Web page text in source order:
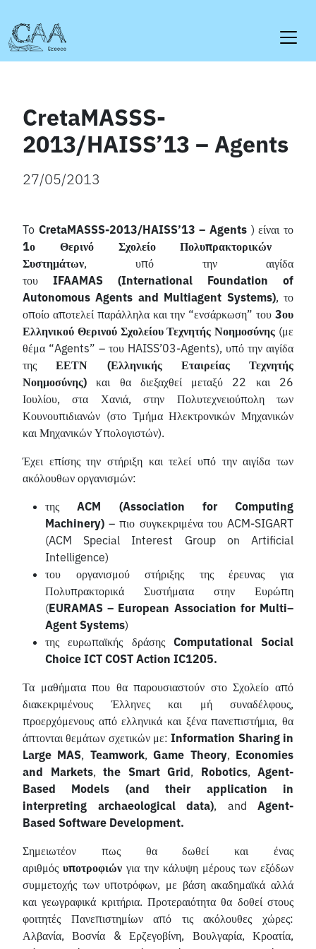
to
content
CretaMASSS-
2013/HAISS’13 – Agents
27/05/2013
To CretaMASSS-2013/HAISS’13 –Agents ) είναι το
1ο Θερινό Σχολείο Πολυπρακτορικών
Συστημάτων, υπό την αιγίδα
του IFAAMAS (International Foundation
of
Autonomous Agents and Multiagent Systems), το
οποίο αποτελεί παράλληλα και την “ενσάρκωση” του 3ου
Ελληνικού Θερινού Σχολείου Τεχνητής Νοημοσύνης (με
θέμα “Agents” – του HAISS’03-Agents), υπό την αιγίδα
τηςΕΕΤΝ (Ελληνικής Εταιρείας Τεχνητής
Νοημοσύνης)και θα διεξαχθεί μεταξύ 22 και 26
Ιουλίου, στα Χανιά, στην Πολυτεχνειούπολη των
Κουνουπιδιανών (στο Τμήμα Ηλεκτρονικών Μηχανικών
και Μηχανικών Υπολογιστών).
Έχει επίσης την στήριξη και τελεί υπό την αιγίδα των
ακόλουθων οργανισμών:
τηςACM (Association for Computing
Machinery)– πιο συγκεκριμένα του ACM-SIGART
(ACM Special Interest Group on Artificial
Intelligence)
του οργανισμού στήριξης της έρευνας για
Πολυπρακτορικά Συστήματα στην Ευρώπη
(EURAMAS – European Association for Multi–
Agent Systems)
της ευρωπαϊκής δράσης Computational Social
Choice ICT COST Action IC1205.
Τα μαθήματα που θα παρουσιαστούν στο Σχολείο από
διακεκριμένους Έλληνες και μή συναδέλφους,
προερχόμενους από ελληνικά και ξένα πανεπιστήμια, θα
άπτονται θεμάτων σχετικών με: Information Sharing in
Large MAS, Teamwork,Game Theory, Economies
and Markets, the Smart Grid, Robotics, Agent-
Based Models (and their application in
interpreting archaeological data), and Agent-
Based Software Development.
Σημειωτέον πως θα δωθεί και ένας
αριθμός υποτροφιών για την κάλυψη μέρους των εξόδων
συμμετοχής των υποτρόφων, με βάση ακαδημαϊκά αλλά
και γεωγραφικά κριτήρια. Προτεραιότητα θα δοθεί στους
φοιτητές Πανεπιστημίων από τις ακόλουθες χώρες:
Αλβανία, Βοσνία & Ερζεγοβίνη, Βουλγαρία, Κροατία,